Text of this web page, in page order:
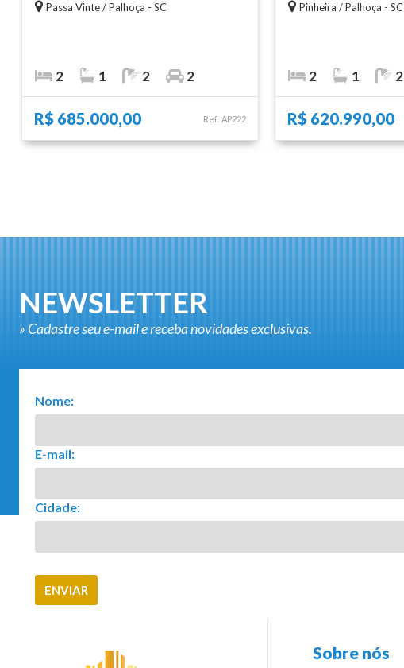
Ref: AP222
Passa Vinte / Palhoça - SC
R$ 685.000,00
2 1 2 2
Pinheira / Palhoça - SC
R$ 620.990,00
2 1 2
NEWSLETTER
» Cadastre seu e-mail e receba novidades exclusivas.
Nome:
E-mail:
Cidade:
Sobre nós